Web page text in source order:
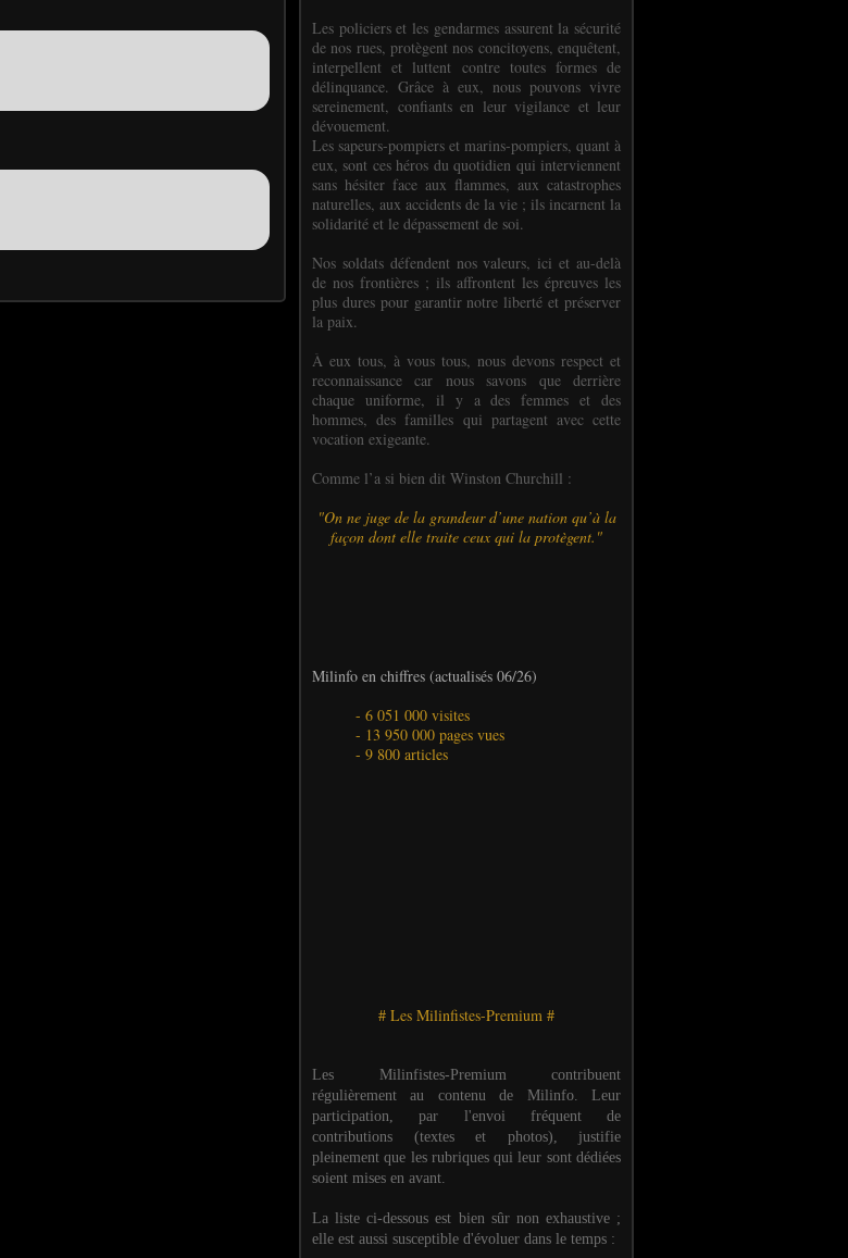
Les policiers et les gendarmes assurent la sécurité
de nos rues, protègent nos concitoyens, enquêtent,
interpellent et luttent contre toutes formes de
délinquance. Grâce à eux, nous pouvons vivre
sereinement, confiants en leur vigilance et leur
dévouement.
Les sapeurs-pompiers et marins-pompiers, quant à
eux, sont ces héros du quotidien qui interviennent
sans hésiter face aux flammes, aux catastrophes
naturelles, aux accidents de la vie ; ils incarnent la
solidarité et le dépassement de soi.
Nos soldats défendent nos valeurs, ici et au-delà
de nos frontières ; ils affrontent les épreuves les
plus dures pour garantir notre liberté et préserver
la paix.
À eux tous, à vous tous, nous devons respect et
reconnaissance car nous savons que derrière
chaque uniforme, il y a des femmes et des
hommes, des familles qui partagent avec cette
vocation exigeante.
Comme l’a si bien dit Winston Churchill :
"On ne juge de la grandeur d’une nation qu’à la
façon dont elle traite ceux qui la protègent."
Milinfo en chiffres (actualisés 06/26)
- 6 051 000 visites
- 13 950 000 pages vues
- 9 800 articles
# Les Milinfistes-Premium #
Les Milinfistes-Premium contribuent
régulièrement au contenu de Milinfo. Leur
participation, par l'envoi fréquent de
contributions (textes et photos), justifie
pleinement que les rubriques qui leur sont dédiées
soient mises en avant.
La liste ci-dessous est bien sûr non exhaustive ;
elle est aussi susceptible d'évoluer dans le temps :